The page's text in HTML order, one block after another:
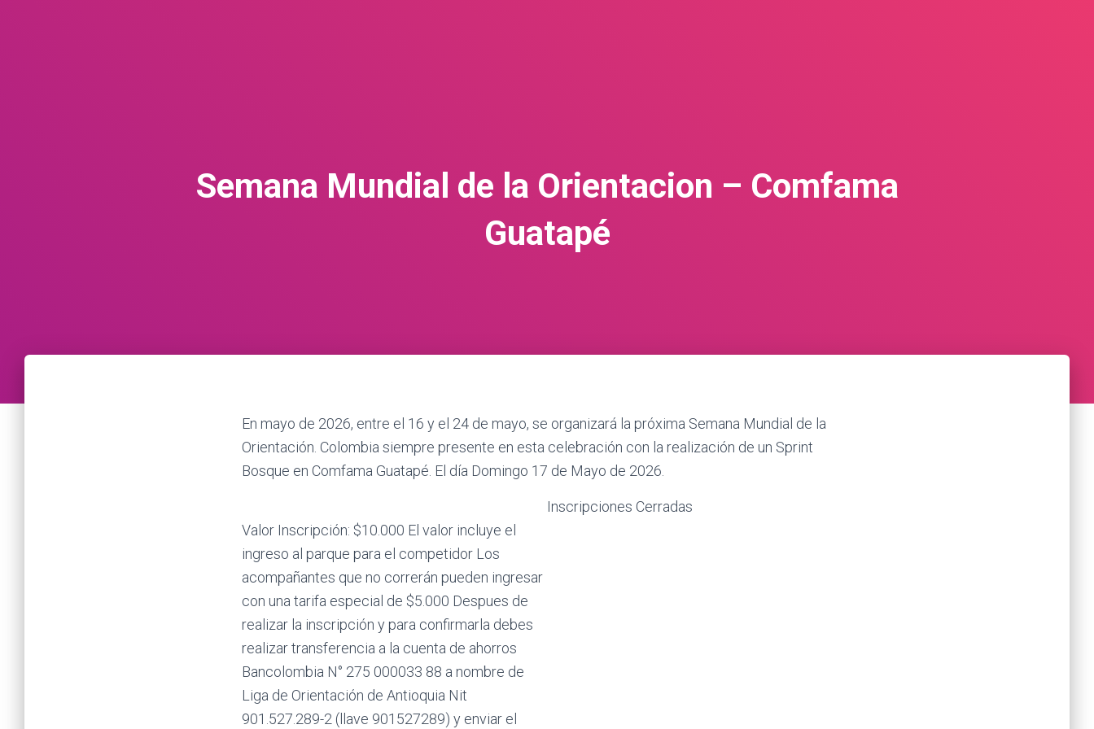
Semana Mundial de la Orientacion – Comfama
Guatapé
En mayo de 2026, entre el 16 y el 24 de mayo, se organizará la próxima Semana Mundial de la
Orientación. Colombia siempre presente en esta celebración con la realización de un Sprint
Bosque en Comfama Guatapé. El día Domingo 17 de Mayo de 2026.
Valor Inscripción: $10.000 El valor incluye el
ingreso al parque para el competidor Los
acompañantes que no correrán pueden ingresar
con una tarifa especial de $5.000 Despues de
realizar la inscripción y para confirmarla debes
realizar transferencia a la cuenta de ahorros
Bancolombia N° 275 000033 88 a nombre de
Liga de Orientación de Antioquia Nit
901.527.289-2 (llave 901527289) y enviar el
Inscripciones Cerradas